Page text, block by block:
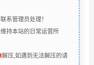
系管理员处理！
持本站的日常运营所
解压,如遇到无法解压的请